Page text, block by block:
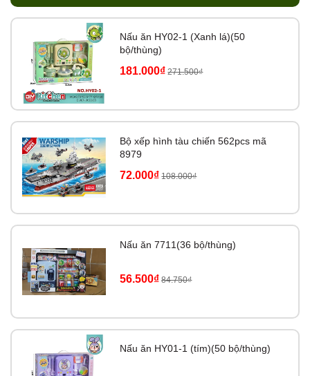
Nấu ăn HY02-1 (Xanh lá)(50
bộ/thùng)
181.000₫ 271.500₫
Bộ xếp hình tàu chiến 562pcs mã
8979
72.000₫ 108.000₫
Nấu ăn 7711(36 bộ/thùng)
56.500₫ 84.750₫
Nấu ăn HY01-1 (tím)(50 bộ/thùng)